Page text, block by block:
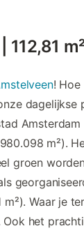
112,81
!
dagelijkse
m²).
groen
m²). Waar je
het